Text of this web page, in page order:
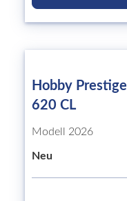
Hobby Prestige
620 CL
Modell 2026
Neu